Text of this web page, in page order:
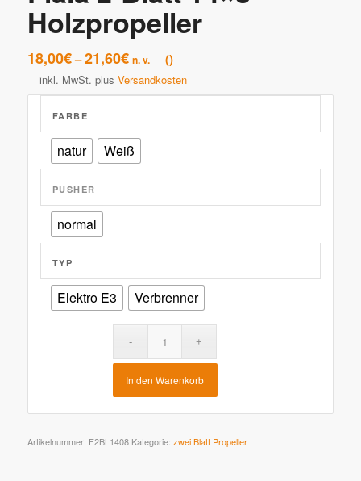
Holzpropeller
18,00€–21,60€ n. v.
inkl. MwSt. plus Versandkosten
FARBE
natur Weiß
PUSHER
normal
TYP
Elektro E3 Verbrenner
In den Warenkorb
Artikelnummer: F2BL1408 Kategorie: zwei Blatt Propeller